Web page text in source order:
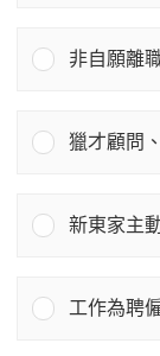
非自願離
獵才顧問
新東家主
工作為聘